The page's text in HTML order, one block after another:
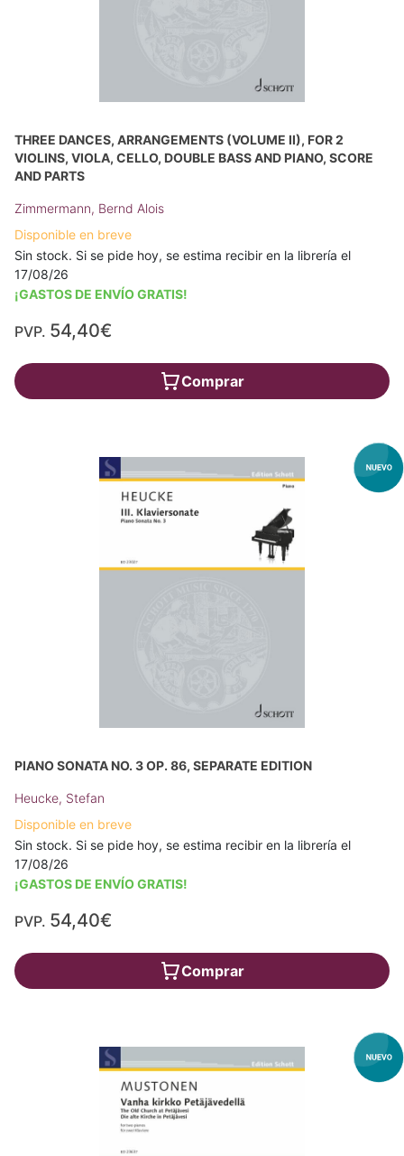
THREE DANCES, ARRANGEMENTS (VOLUME II), FOR 2
VIOLINS, VIOLA, CELLO, DOUBLE BASS AND PIANO, SCORE
AND PARTS
Zimmermann, Bernd Alois
Disponible en breve
Sin stock. Si se pide hoy, se estima recibir en la librería el
17/08/26
¡GASTOS DE ENVÍO GRATIS!
PVP. 54,40€
Comprar
PIANO SONATA NO. 3 OP. 86, SEPARATE EDITION
Heucke, Stefan
Disponible en breve
Sin stock. Si se pide hoy, se estima recibir en la librería el
17/08/26
¡GASTOS DE ENVÍO GRATIS!
PVP. 54,40€
Comprar